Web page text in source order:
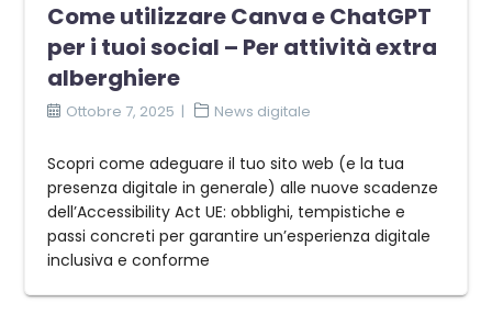
Come utilizzare Canva e ChatGPT
per i tuoi social – Per attività extra
alberghiere
Ottobre 7, 2025 News digitale
Scopri come adeguare il tuo sito web (e la tua
presenza digitale in generale) alle nuove scadenze
dell’Accessibility Act UE: obblighi, tempistiche e
passi concreti per garantire un’esperienza digitale
inclusiva e conforme